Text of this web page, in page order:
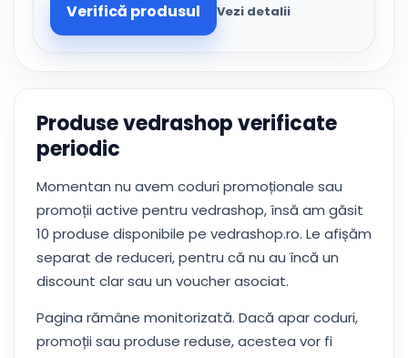
Verifică produsul Vezi detalii
Produse vedrashop verificate
periodic
Momentan nu avem coduri promoționale sau
promoții active pentru vedrashop, însă am găsit
10 produse disponibile pe vedrashop.ro. Le afișăm
separat de reduceri, pentru că nu au încă un
discount clar sau un voucher asociat.
Pagina rămâne monitorizată. Dacă apar coduri,
promoții sau produse reduse, acestea vor fi